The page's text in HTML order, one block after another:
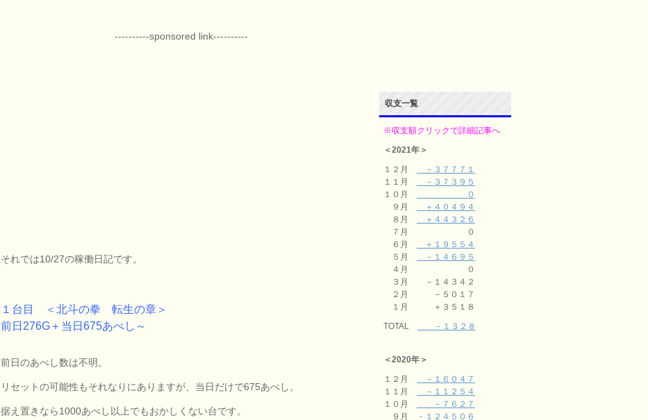
----------sponsored link----------
それでは10/27の稼働日記です。
１台目 ＜北斗の拳 転生の章＞
前日276G＋当日675あべし～
前日のあべし数は不明。
リセットの可能性もそれなりにありますが、当日だけで675あべし。
据え置きなら1000あべし以上でもおかしくない台です。
収支一覧
※収支額クリックで詳細記事へ
＜2021年＞
１２月
－３７７７１
１１月
－３７３９５
１０月
０
９月
＋４０４９４
８月
＋４４３２６
７月 ０
６月
＋１９５５４
５月
－１４６９５
４月 ０
３月 －１４３４２
２月 －５０１７
１月 ＋３５１８
TOTAL
－１３２８
＜2020年＞
１２月
－１６０４７
１１月
－１１２５４
１０月
－７６２７
９月
－１２４５０６